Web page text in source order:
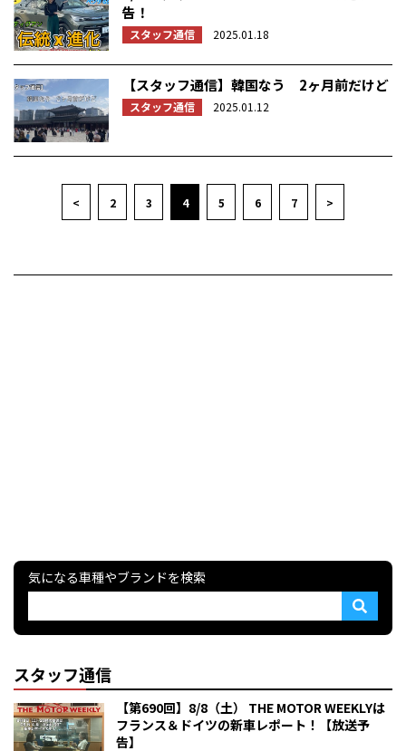
告！
スタッフ通信 2025.01.18
【スタッフ通信】韓国なう 2ヶ月前だけど
スタッフ通信 2025.01.12
< 2 3 4 5 6 7 >
気になる車種やブランドを検索
スタッフ通信
【第690回】8/8（土） THE MOTOR WEEKLYは
フランス＆ドイツの新車レポート！【放送予
告】